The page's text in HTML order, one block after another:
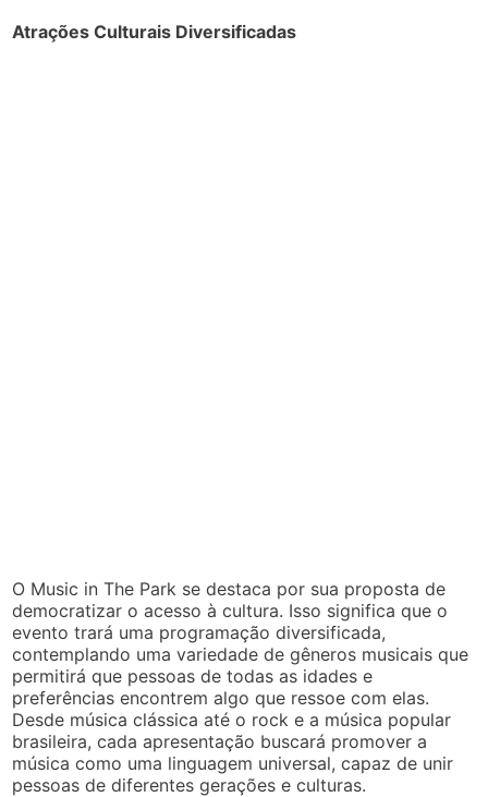
Atrações Culturais Diversificadas
O Music in The Park se destaca por sua proposta de
democratizar o acesso à cultura. Isso significa que o
evento trará uma programação diversificada,
contemplando uma variedade de gêneros musicais que
permitirá que pessoas de todas as idades e
preferências encontrem algo que ressoe com elas.
Desde música clássica até o rock e a música popular
brasileira, cada apresentação buscará promover a
música como uma linguagem universal, capaz de unir
pessoas de diferentes gerações e culturas.